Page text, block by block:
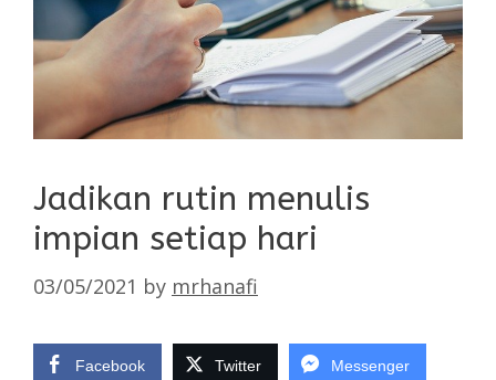
Jadikan rutin menulis
impian setiap hari
03/05/2021 by mrhanafi
Facebook Twitter Messenger